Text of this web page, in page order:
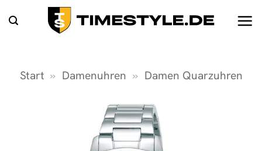
Inhalt
Start » Damenuhren » Damen Quarzuhren